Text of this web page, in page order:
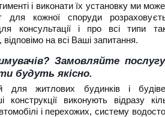
і виконати їх установку ми
для кожної споруди
консультації і про всі типи
на всі Ваші запитання.
Замовляйте
будуть якісно.
для житлових будинків і
конструкції виконують відразу
і перехожих, систему